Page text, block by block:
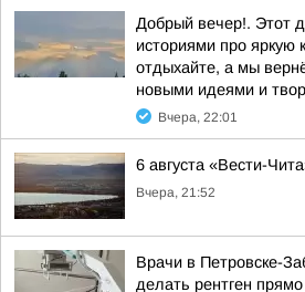
Добрый вечер!. Этот
историями про яркую
отдыхайте, а мы
новыми идеями и
Вчера, 22:01
6 августа «Вести-
Вчера, 21:52
Врачи в Петровске-
делать рентген